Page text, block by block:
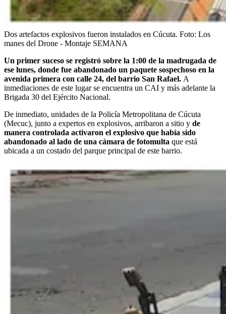
Dos artefactos explosivos fueron instalados en Cúcuta. Foto: Los
manes del Drone - Montaje SEMANA
Un primer suceso se registró sobre la 1:00 de la madrugada de
ese lunes, donde fue abandonado un paquete sospechoso en la
avenida primera con calle 24, del barrio San Rafael. A
inmediaciones de este lugar se encuentra un CAI y más adelante la
Brigada 30 del Ejército Nacional.
De inmediato, unidades de la Policía Metropolitana de Cúcuta
(Mecuc), junto a expertos en explosivos, arribaron a sitio y de
manera controlada activaron el explosivo que había sido
abandonado al lado de una cámara de fotomulta que está
ubicada a un costado del parque principal de este barrio.